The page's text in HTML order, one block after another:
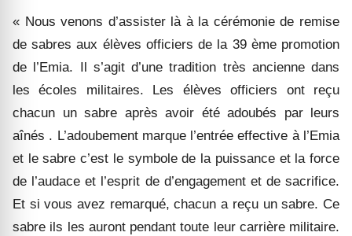
« Nous venons d’assister là à la cérémonie de remise
de sabres aux élèves officiers de la 39 ème promotion
de l’Emia. Il s’agit d’une tradition très ancienne dans
les écoles militaires. Les élèves officiers ont reçu
chacun un sabre après avoir été adoubés par leurs
aînés . L’adoubement marque l’entrée effective à l’Emia
et le sabre c’est le symbole de la puissance et la force
de l’audace et l’esprit de d’engagement et de sacrifice.
Et si vous avez remarqué, chacun a reçu un sabre. Ce
sabre ils les auront pendant toute leur carrière militaire.